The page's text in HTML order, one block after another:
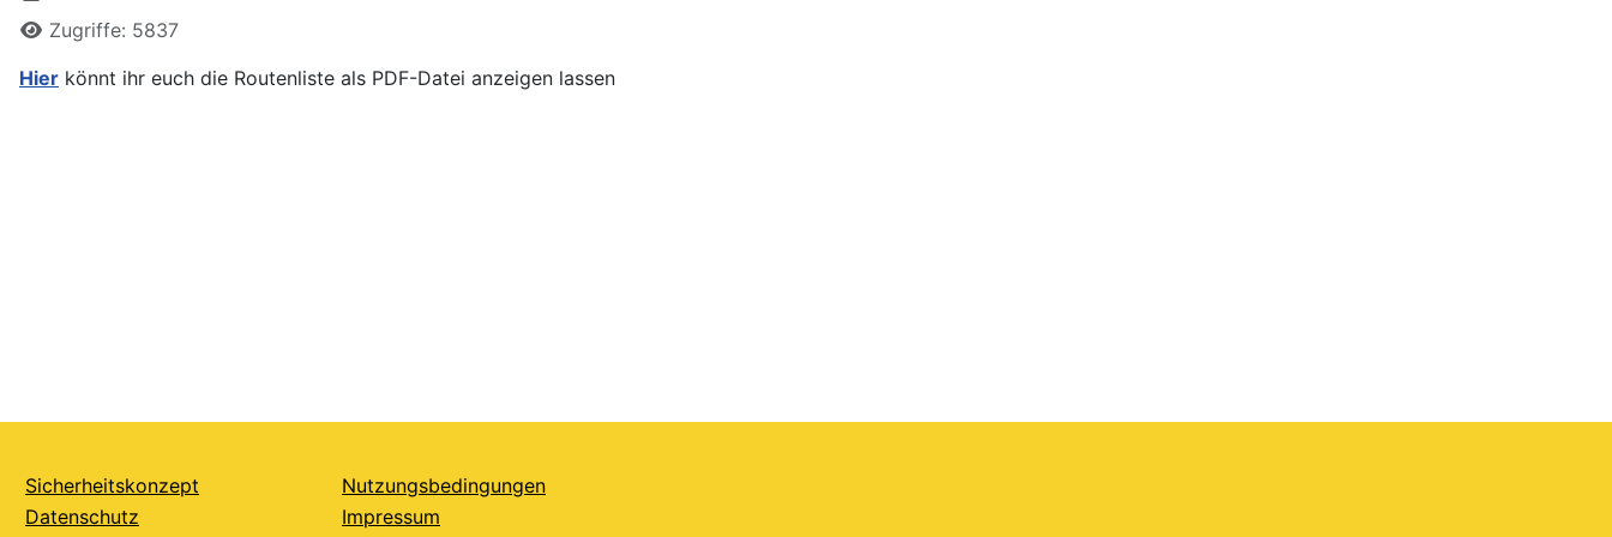
Zugriffe: 5837
Hier könnt ihr euch die Routenliste als PDF-Datei anzeigen lassen
Sicherheitskonzept
Nutzungsbedingungen
Datenschutz
Impressum